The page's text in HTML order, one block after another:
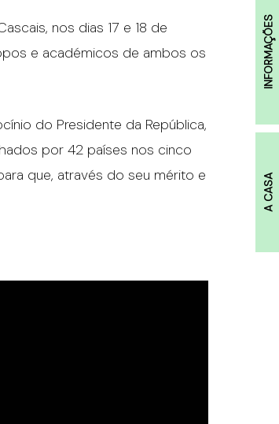
INFORMAÇÕES
A CASA
nos dias 17 e 18 de
e académicos de ambos os
do Presidente da República,
por 42 países nos cinco
que, através do seu mérito e